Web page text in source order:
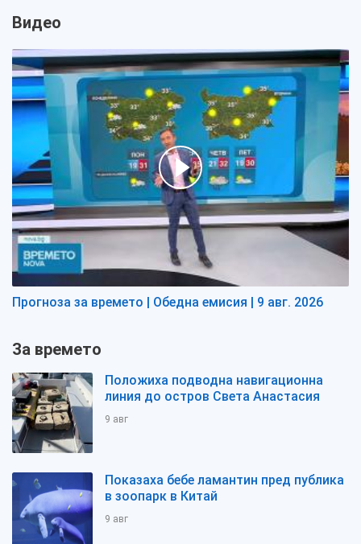
Видео
Прогноза за времето | Обедна емисия | 9 авг. 2026
За времето
Положиха подводна навигационна
линия до остров Света Анастасия
9 авг
Показаха бебе ламантин пред публика
в зоопарк в Китай
9 авг